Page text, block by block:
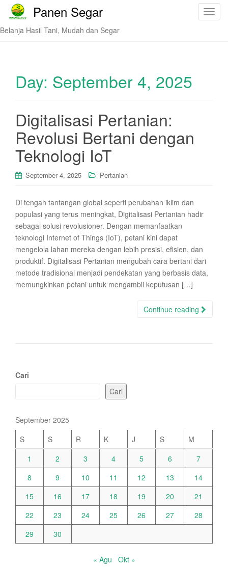
T
Panen Segar
Belanja Hasil Tani, Mudah dan Segar
Day: September 4, 2025
Digitalisasi Pertanian:
Revolusi Bertani dengan
Teknologi IoT
September 4, 2025 Pertanian
Di tengah tantangan global seperti perubahan iklim dan
populasi yang terus meningkat, Digitalisasi Pertanian hadir
sebagai solusi revolusioner. Dengan memanfaatkan
teknologi Internet of Things (IoT), petani kini dapat
mengelola lahan mereka dengan lebih presisi, efisien, dan
produktif. Digitalisasi Pertanian mengubah cara bertani dari
metode tradisional menjadi pendekatan yang berbasis data,
memungkinkan petani untuk mengambil keputusan […]
Continue reading
Cari
Cari
September 2025
S
S R K J S
M
1
2 3 4 5 6
7
8
9 10 11 12 13
14
15
16 17 18 19 20
21
22
23 24 25 26 27
28
29
30
« Agu Okt »